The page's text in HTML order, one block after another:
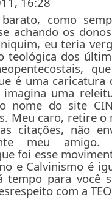
como
achando os
eu teria
teológica dos
é uma caricatura
uma
nome do site
Meu caro, retire o
citações, não
meu
foi esse
e Calvinismo é
tempo para você
com a